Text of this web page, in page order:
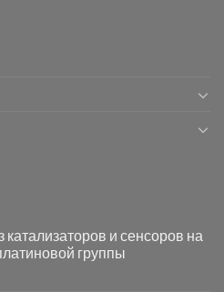
и сенсоров на
группы